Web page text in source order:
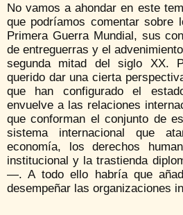
No vamos a ahondar en este
que podríamos comentar sobre
Primera Guerra Mundial, sus
de entreguerras y el
segunda mitad del siglo XX.
querido dar una cierta
que han configurado el
envuelve a las relaciones
que conforman el conjunto de
sistema internacional que
economía, los derechos
institucional y la trastienda
—. A todo ello habría que
desempeñar las organizaciones